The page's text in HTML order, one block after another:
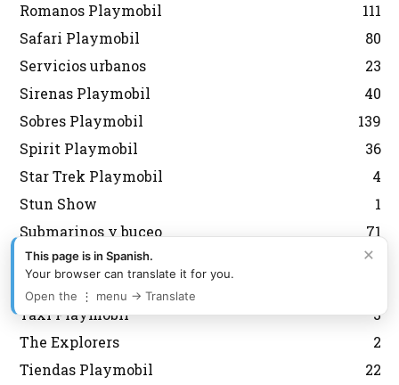
Romanos Playmobil
111
Safari Playmobil
80
Servicios urbanos
23
Sirenas Playmobil
40
Sobres Playmobil
139
Spirit Playmobil
36
Star Trek Playmobil
4
Stun Show
1
Submarinos y buceo
71
Súper 4 Playmobil
23
Taxi Playmobil
3
The Explorers
2
Tiendas Playmobil
22
×
This page is in Spanish.
Your browser can translate it for you.
Open the ⋮ menu → Translate